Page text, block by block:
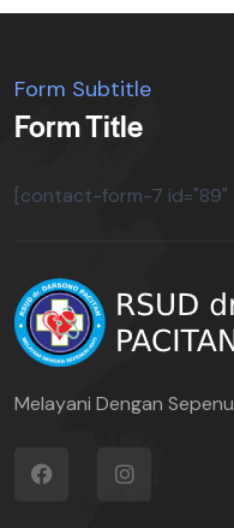
Form Subtitle
Form Title
[contact-form-7 id="89"
Melayani Dengan